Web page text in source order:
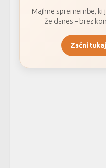
Majhne spremembe, ki
že danes – brez
Začni